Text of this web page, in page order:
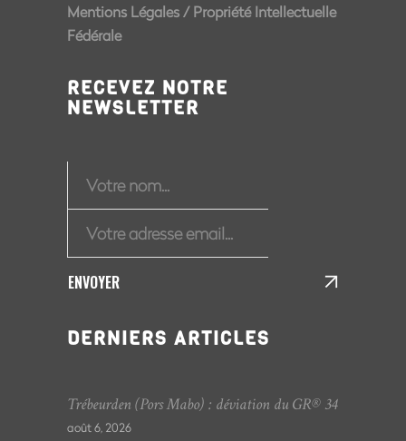
Mentions Légales/Propriété Intellectuelle
Fédérale
RECEVEZ NOTRE
NEWSLETTER
ENVOYER
DERNIERS ARTICLES
Trébeurden (Pors Mabo) : déviation du GR® 34
août 6, 2026